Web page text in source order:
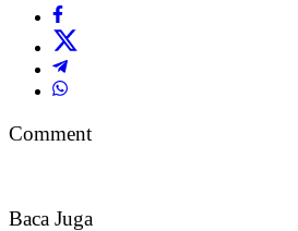
Comment
Baca Juga